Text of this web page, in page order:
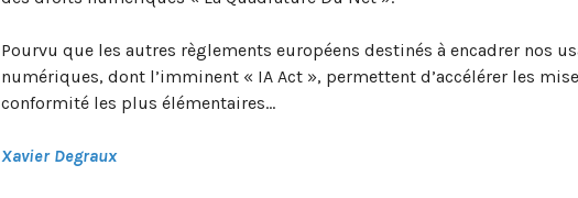
Pourvu que les autres règlements européens destinés à encadrer nos
numériques, dont l’imminent « IA Act », permettent d’accélérer les
conformité les plus élémentaires…
Xavier Degraux